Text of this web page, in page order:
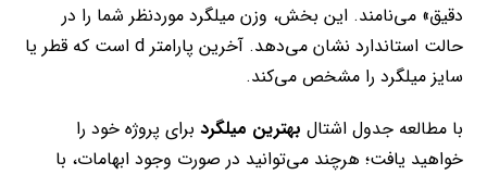
دقیق» می‌نامند. این بخش، وزن میلگرد موردنظر شما را در
حالت استاندارد نشان می‌دهد. آخرین پارامتر d است که قطر یا
سایز میلگرد را مشخص می‌کند.
با مطالعه جدول اشتال بهترین میلگرد برای پروژه خود را
خواهید یافت؛ هرچند می‌توانید در صورت وجود ابهامات، با